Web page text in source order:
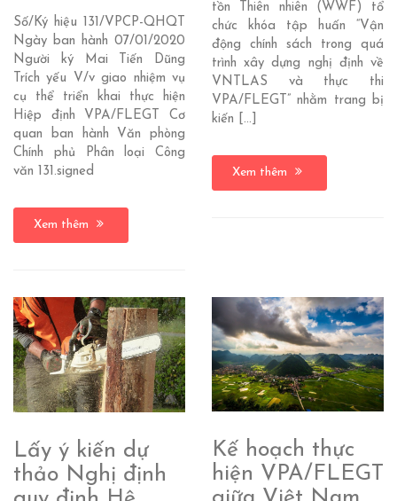
Số/Ký hiệu 131/VPCP-QHQT
Ngày ban hành 07/01/2020
Người ký Mai Tiến Dũng
Trích yếu V/v giao nhiệm vụ
cụ thể triển khai thực hiện
Hiệp định VPA/FLEGT Cơ
quan ban hành Văn phòng
Chính phủ Phân loại Công
văn 131.signed
Xem thêm
tồn Thiên nhiên (WWF) tổ
chức khóa tập huấn “Vận
động chính sách trong quá
trình xây dựng nghị định về
VNTLAS và thực thi
VPA/FLEGT” nhằm trang bị
kiến […]
Xem thêm
Lấy ý kiến dự
thảo Nghị định
Kế hoạch thực
hiện VPA/FLEGT